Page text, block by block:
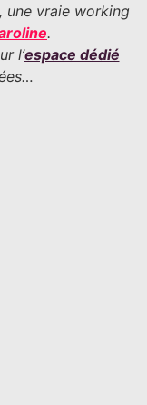
une vraie working
.
l’espace dédié